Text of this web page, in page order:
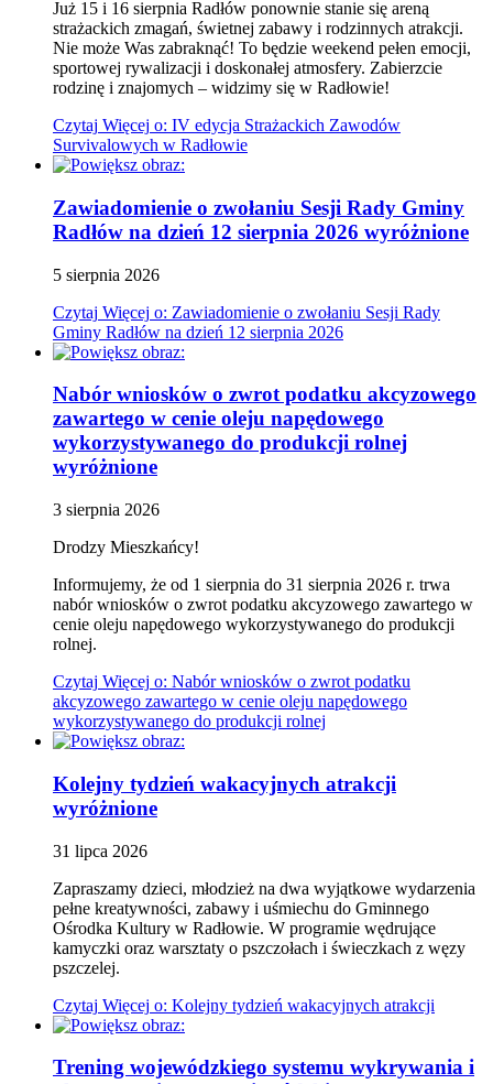
Już 15 i 16 sierpnia Radłów ponownie stanie się areną
strażackich zmagań, świetnej zabawy i rodzinnych atrakcji.
Nie może Was zabraknąć! To będzie weekend pełen emocji,
sportowej rywalizacji i doskonałej atmosfery. Zabierzcie
rodzinę i znajomych – widzimy się w Radłowie!
Czytaj Więcej o: IV edycja Strażackich Zawodów
Survivalowych w Radłowie
Zawiadomienie o zwołaniu Sesji Rady Gminy
Radłów na dzień 12 sierpnia 2026 wyróżnione
5 sierpnia 2026
Czytaj Więcej o: Zawiadomienie o zwołaniu Sesji Rady
Gminy Radłów na dzień 12 sierpnia 2026
Nabór wniosków o zwrot podatku akcyzowego
zawartego w cenie oleju napędowego
wykorzystywanego do produkcji rolnej
wyróżnione
3 sierpnia 2026
Drodzy Mieszkańcy!
Informujemy, że od 1 sierpnia do 31 sierpnia 2026 r. trwa
nabór wniosków o zwrot podatku akcyzowego zawartego w
cenie oleju napędowego wykorzystywanego do produkcji
rolnej.
Czytaj Więcej o: Nabór wniosków o zwrot podatku
akcyzowego zawartego w cenie oleju napędowego
wykorzystywanego do produkcji rolnej
Kolejny tydzień wakacyjnych atrakcji
wyróżnione
31 lipca 2026
Zapraszamy dzieci, młodzież na dwa wyjątkowe wydarzenia
pełne kreatywności, zabawy i uśmiechu do Gminnego
Ośrodka Kultury w Radłowie. W programie wędrujące
kamyczki oraz warsztaty o pszczołach i świeczkach z węzy
pszczelej.
Czytaj Więcej o: Kolejny tydzień wakacyjnych atrakcji
Trening wojewódzkiego systemu wykrywania i